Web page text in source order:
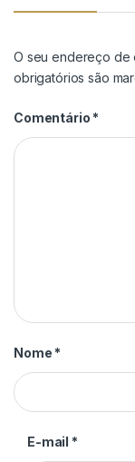
O seu endereço de
obrigatórios são
Comentário *
Nome *
E-mail *